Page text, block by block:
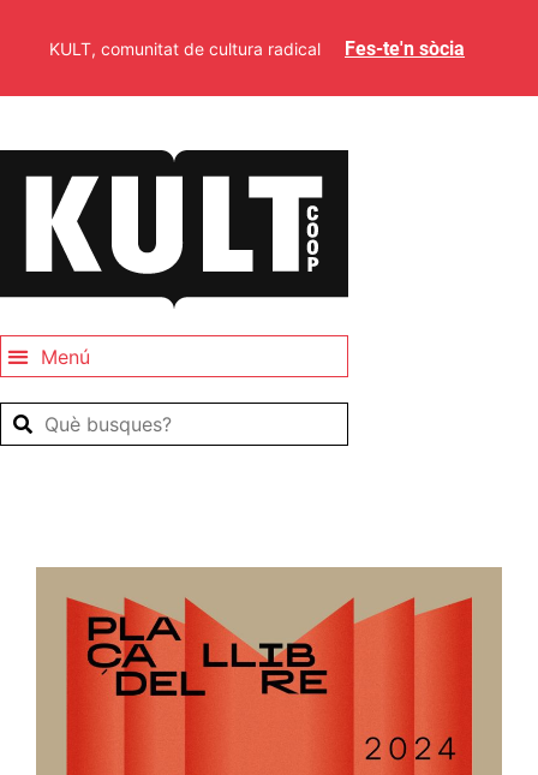
KULT, comunitat de cultura radical Fes-te'n sòcia